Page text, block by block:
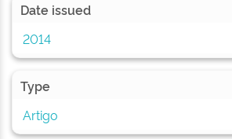
Date issued
2014
Type
Artigo